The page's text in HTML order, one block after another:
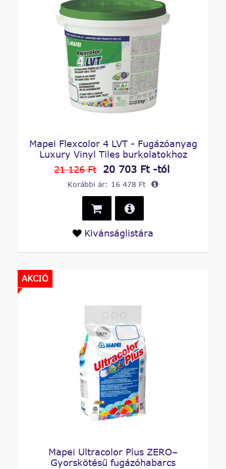
Mapei Flexcolor 4 LVT - Fugázóanyag
Luxury Vinyl Tiles burkolatokhoz
21 126 Ft
20 703 Ft -tól
Korábbi ár: 16 478 Ft
Kivánságlistára
AKCIÓ
Mapei Ultracolor Plus ZERO–
Gyorskötésű fugázóhabarcs